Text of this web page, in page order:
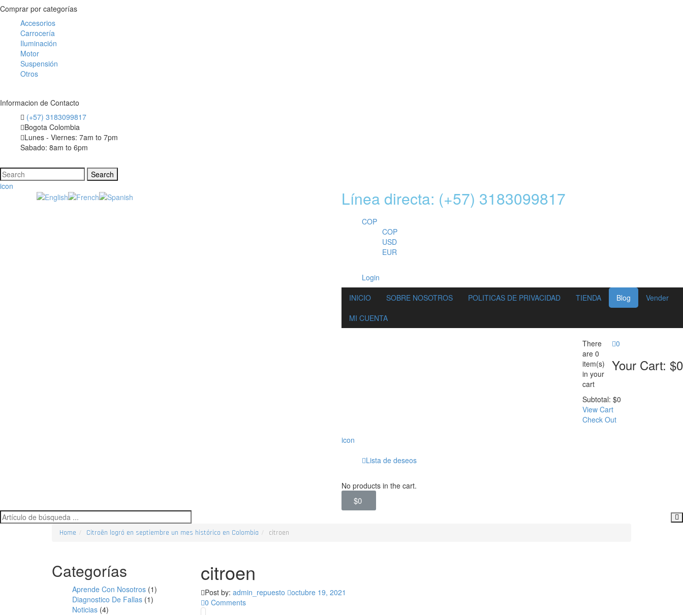
Comprar por categorías
Accesorios
Carrocería
Iluminación
Motor
Suspensión
Otros
Informacion de Contacto
(+57) 3183099817
Bogota Colombia
Lunes - Viernes: 7am to 7pm
Sabado: 8am to 6pm
icon
Línea directa: (+57) 3183099817
COP
COP
USD
EUR
Login
INICIO
SOBRE NOSOTROS POLITICAS DE PRIVACIDAD TIENDA Blog
Vender
MI CUENTA
0
Your Cart: $0
There
are 0
item(s)
in your
cart
Subtotal: $0
View Cart
Check Out
icon
Lista de deseos
No products in the cart.
$0
Home Citroën logró en septiembre un mes histórico en Colombia citroen
Categorías
Aprende Con Nosotros (1)
Diagnostico De Fallas (1)
Noticias (4)
citroen
Post by: admin_repuesto
octubre 19, 2021
0 Comments